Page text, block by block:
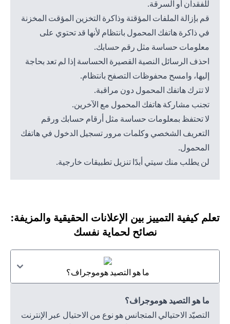
للفقدان أو السرقة.
قم بإزالة الملفات المؤقتة وذاكرة التخزين المؤقت المخزنة
في ذاكرة هاتفك المحمول بانتظام لأنها قد تحتوي على
معلومات حساسة مثل رقم حسابك.
احذف الرسائل النصية القصيرة الحساسة إذا لم تعد بحاجة
إليها، وامسح محفوظات التصفح بانتظام.
لا تترك هاتفك المحمول دون مراقبة.
تجنب مشاركة هاتفك المحمول مع الآخرين.
لا تحتفظ بمعلومات حساسة مثل أرقام حسابك ورقم
التعريف الشخصي وكلمات مرور تسجيل الدخول في هاتفك
المحمول.
لن يطلب منك سيتي أبدًا تنزيل تطبيقات خارجية.
تعلم كيفية التمييز بين الإعلانات الحقيقية والمزيفة:
نصائح لحماية نفسك
ما هو التصيد هوموجراف؟
ما هو التصيد هوموجراف؟
التصيّد الاحتيالي المتجانس هو نوع من الاحتيال عبر الإنترنت